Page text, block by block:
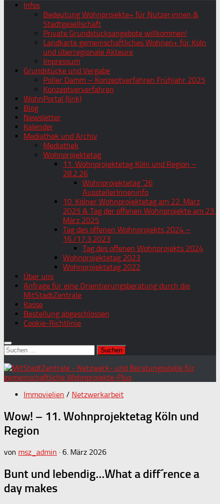
Infos
Bedeutung Wohnprojekte+ für Nutzer:innen &
Stadtgesellschaft
Private Grundstücksangebote willkommen!
Landkarte gemeinschaftliches Wohnen+ für Köln
und überregionale Akteure
Impressum
Grundstücke und Vergabe
Poller Damm – Konzeptverfahren Frühjahr 2025
Konzeptververfahren
WohnPortal (link)
Blog
Newsletter
Kalender
Mediathek und Archiv
Mediathek
Wohnprojektetag
11. Wohnprojektetag Köln und Region –
28.2.26
Wohnprojektetag ’26
AusstellerInneninfo
10. Kölner Wohnprojektetag am 22. März
2025 & Tag der offenen Wohnprojekte am 23.
März 2025
Tag des offenen Wohnprojekts 2024 –
16./17.3.2023
Tag des offenen Wohnprojekts 2024
Wohnprojektetag 2023
Wohnprojektetag 2022
Über uns
Anfrage für eine Orientierungsberatung durch die
MitStadtZentrale
Kasse
Bestellung abgeschlossen
Cookie-Richtlinie
Suchen
nach:
Immovielien / Netzwerkarbeit
Wow! – 11. Wohnprojektetag Köln und
Region
von msz_admin · 6. März 2026
Bunt und lebendig…What a diff´rence a
day makes